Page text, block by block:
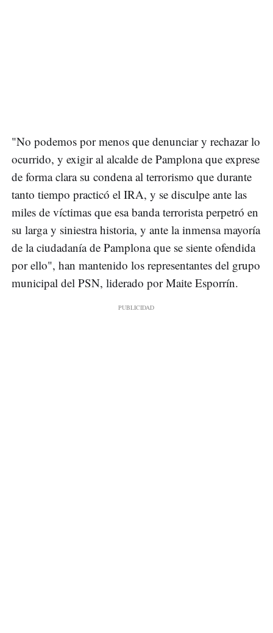
"No podemos por menos que denunciar y rechazar lo
ocurrido, y exigir al alcalde de Pamplona que exprese
de forma clara su condena al terrorismo que durante
tanto tiempo practicó el IRA, y se disculpe ante las
miles de víctimas que esa banda terrorista perpetró en
su larga y siniestra historia, y ante la inmensa mayoría
de la ciudadanía de Pamplona que se siente ofendida
por ello", han mantenido los representantes del grupo
municipal del PSN, liderado por Maite Esporrín.